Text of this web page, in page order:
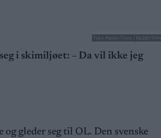
Foto: Maxim Thoré / BILDBYRÅN
i skimiljøet: – Da vil ikke jeg
gleder seg til OL. Den svenske